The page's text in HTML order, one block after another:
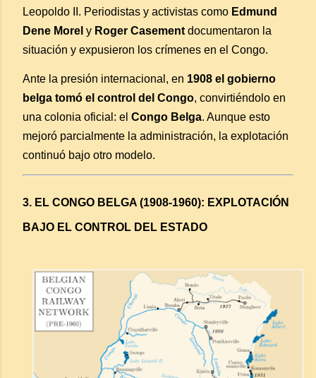
Leopoldo II. Periodistas y activistas como Edmund
Dene Morel y Roger Casementdocumentaron la
situación y expusieron los crímenes en el Congo.
Ante la presión internacional, en 1908 el gobierno
belga tomó el control del Congo, convirtiéndolo en
una colonia oficial: el Congo Belga. Aunque esto
mejoró parcialmente la administración, la explotación
continuó bajo otro modelo.
3. EL CONGO BELGA (1908-1960): EXPLOTACIÓN
BAJO EL CONTROL DEL ESTADO